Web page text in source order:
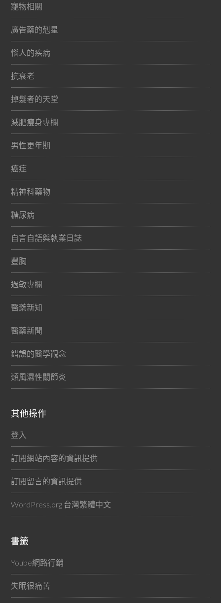
寵物相關
廣告藥的剋星
惱人的疾病
抗衰老
掉髮者的天堂
減肥瘦身專欄
男性更年期
癌症
精神科藥物
糖尿病
自言自語與執業日誌
豐胸
過敏專欄
醫藥新知
醫藥新聞
錯誤的醫學觀念
類風濕性關節炎
其他操作
登入
訂閱網站內容的資訊提供
訂閱留言的資訊提供
WordPress.org 台灣繁體中文
書籤
Yoube網路行銷
失眠很痛苦